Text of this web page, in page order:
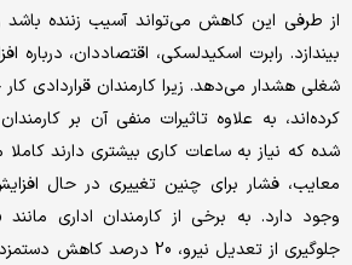
از طرفی این کاهش می‌تواند آسیب زننده باشد
بیندازد. رابرت اسکیدلسکی، اقتصاددان،
شغلی هشدار می‌دهد. زیرا کارمندان قراردادی
کرده‌اند، به علاوه تاثیرات منفی آن بر
شده که نیاز به ساعات کاری بیشتری دارند
معایب، فشار برای چنین تغییری در حال
وجود دارد. به برخی از کارمندان اداری
جلوگیری از تعدیل نیرو، 20